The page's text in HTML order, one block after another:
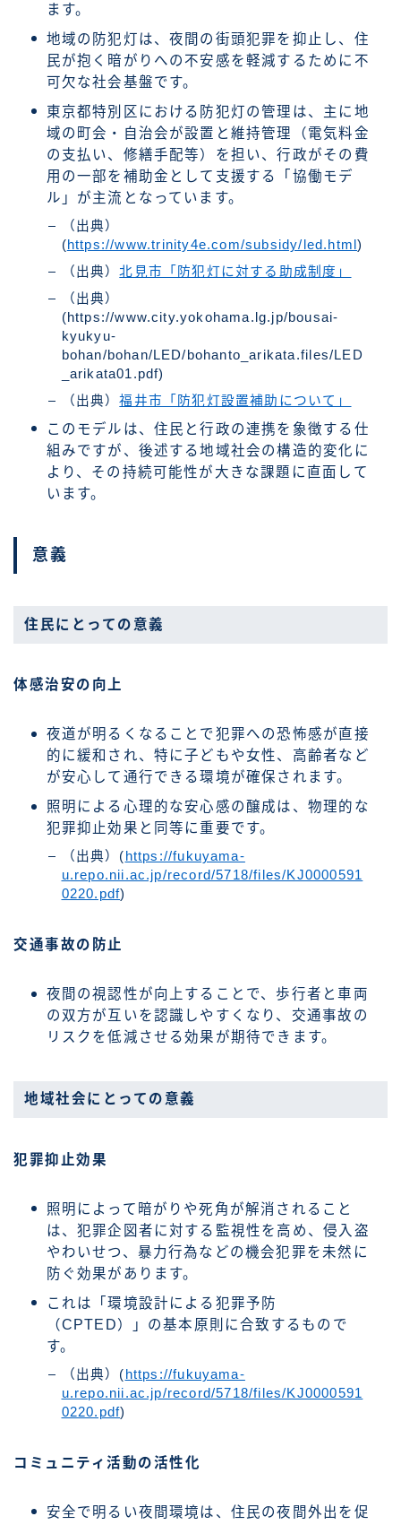
ます。
地域の防犯灯は、夜間の街頭犯罪を抑止し、住
民が抱く暗がりへの不安感を軽減するために不
可欠な社会基盤です。
東京都特別区における防犯灯の管理は、主に地
域の町会・自治会が設置と維持管理（電気料金
の支払い、修繕手配等）を担い、行政がその費
用の一部を補助金として支援する「協働モデ
ル」が主流となっています。
（出典）
(https://www.trinity4e.com/subsidy/led.html)
（出典）北見市「防犯灯に対する助成制度」
（出典）
(https://www.city.yokohama.lg.jp/bousai-
kyukyu-
bohan/bohan/LED/bohanto_arikata.files/LED
_arikata01.pdf)
（出典）福井市「防犯灯設置補助について」
このモデルは、住民と行政の連携を象徴する仕
組みですが、後述する地域社会の構造的変化に
より、その持続可能性が大きな課題に直面して
います。
意義
住民にとっての意義
体感治安の向上
夜道が明るくなることで犯罪への恐怖感が直接
的に緩和され、特に子どもや女性、高齢者など
が安心して通行できる環境が確保されます。
照明による心理的な安心感の醸成は、物理的な
犯罪抑止効果と同等に重要です。
（出典）( https://fukuyama-
u.repo.nii.ac.jp/record/5718/files/KJ0000591
0220.pdf)
交通事故の防止
夜間の視認性が向上することで、歩行者と車両
の双方が互いを認識しやすくなり、交通事故の
リスクを低減させる効果が期待できます。
地域社会にとっての意義
犯罪抑止効果
照明によって暗がりや死角が解消されること
は、犯罪企図者に対する監視性を高め、侵入盗
やわいせつ、暴力行為などの機会犯罪を未然に
防ぐ効果があります。
これは「環境設計による犯罪予防
（CPTED）」の基本原則に合致するもので
す。
（出典）(https://fukuyama-
u.repo.nii.ac.jp/record/5718/files/KJ0000591
0220.pdf)
コミュニティ活動の活性化
安全で明るい夜間環境は、住民の夜間外出を促